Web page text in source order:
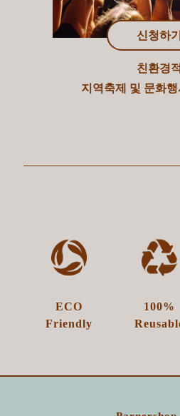
신청하
친환경
지역축제 및 문화
ECO
Friendly
100%​